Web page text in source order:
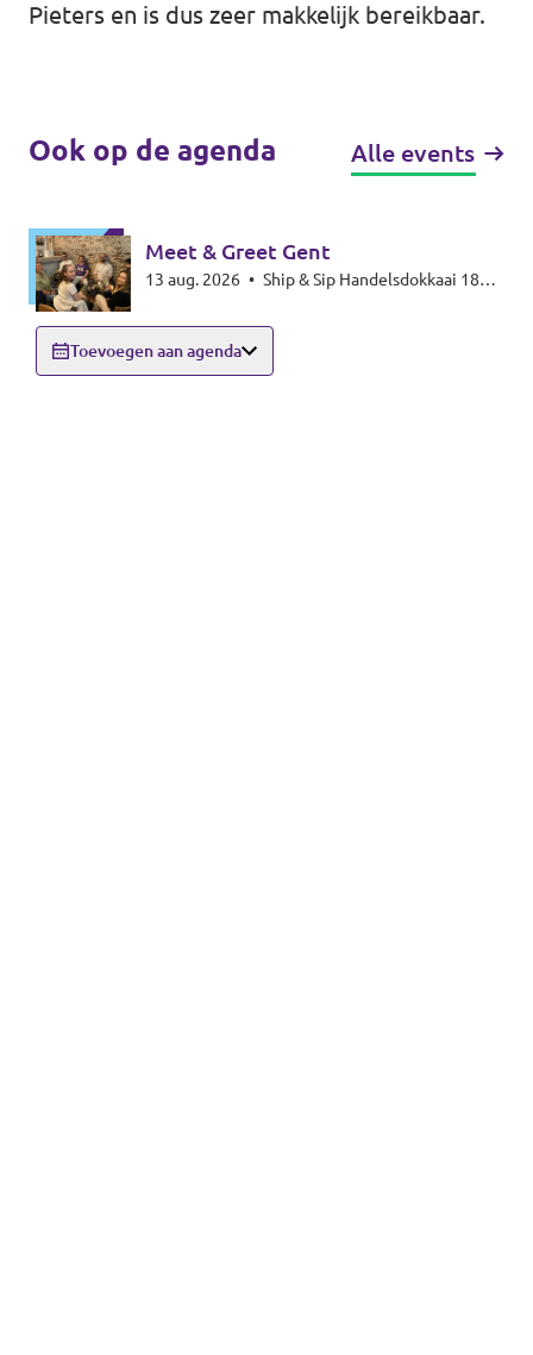
Pieters en is dus zeer makkelijk bereikbaar.
Ook op de agenda Alle events
Meet & Greet Gent
13 aug. 2026 •
Toevoegen aan agenda